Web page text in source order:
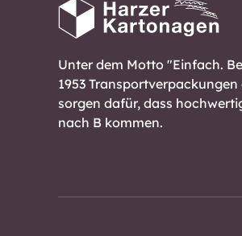
Unter dem Motto "Einfach.
1953
sorgen dafür, dass
nach B kommen.